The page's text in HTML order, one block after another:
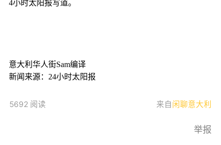
4小时太阳报写道。
意大利华人街Sam编译
新闻来源：24小时太阳报
5692 阅读 来自 闲聊意大利
举报